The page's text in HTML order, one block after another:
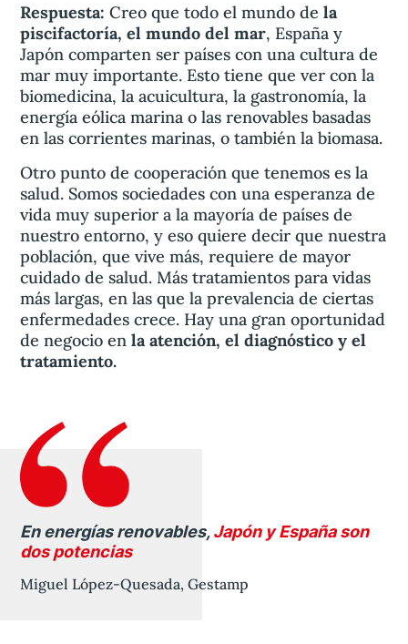
Respuesta: Creo que todo el mundo dela
piscifactoría, el mundo del mar, España y
Japón comparten ser países con una cultura de
mar muy importante. Esto tiene que ver con la
biomedicina, la acuicultura, la gastronomía, la
energía eólica marina o las renovables basadas
en las corrientes marinas, o también la biomasa.
Otro punto de cooperación que tenemos es la
salud. Somos sociedades con una esperanza de
vida muy superior a la mayoría de países de
nuestro entorno, y eso quiere decir que nuestra
población, que vive más, requiere de mayor
cuidado de salud. Más tratamientos para vidas
más largas, en las que la prevalencia de ciertas
enfermedades crece. Hay una gran oportunidad
de negocio en la atención, el diagnóstico y el
tratamiento.
En energías renovables,Japón y España son
dos potencias
Miguel López-Quesada, Gestamp